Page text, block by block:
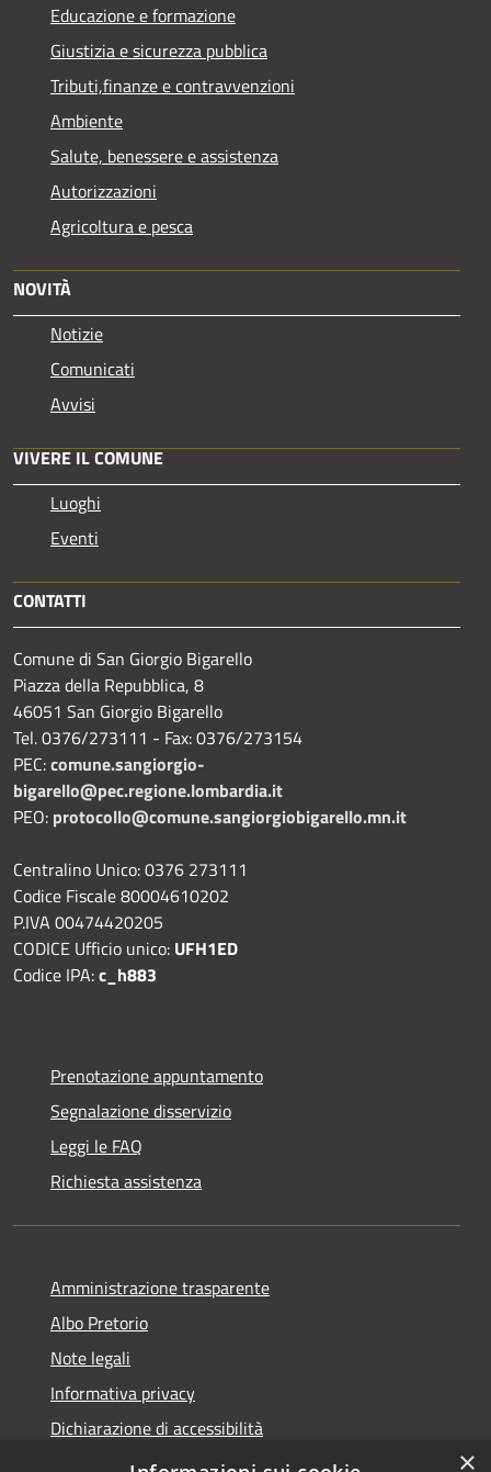
Educazione e formazione
Giustizia e sicurezza pubblica
Tributi,finanze e contravvenzioni
Ambiente
Salute, benessere e assistenza
Autorizzazioni
Agricoltura e pesca
NOVITÀ
Notizie
Comunicati
Avvisi
VIVERE IL COMUNE
Luoghi
Eventi
CONTATTI
Comune di San Giorgio Bigarello
Piazza della Repubblica, 8
46051 San Giorgio Bigarello
Tel. 0376/273111 - Fax: 0376/273154
PEC:comune.sangiorgio-
bigarello@pec.regione.lombardia.it
PEO: protocollo@comune.sangiorgiobigarello.mn.it
Centralino Unico: 0376 273111
Codice Fiscale 80004610202
P.IVA 00474420205
CODICE Ufficio unico: UFH1ED
Codice IPA:c_h883
Prenotazione appuntamento
Segnalazione disservizio
Leggi le FAQ
Richiesta assistenza
Amministrazione trasparente
Albo Pretorio
Note legali
Informativa privacy
Dichiarazione di accessibilità
Obiettivi di accessibilità
×